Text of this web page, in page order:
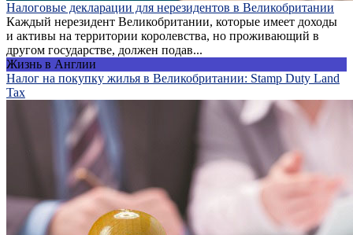
Налоговые декларации для нерезидентов в Великобритании
Каждый нерезидент Великобритании, которые имеет доходы
и активы на территории королевства, но проживающий в
другом государстве, должен подав...
Жизнь в Англии
Налог на покупку жилья в Великобритании: Stamp Duty Land
Tax